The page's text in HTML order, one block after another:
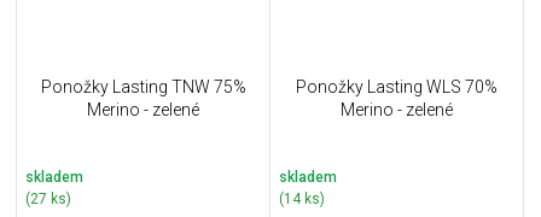
Ponožky Lasting TNW 75%
Merino - zelené
skladem
(27 ks)
Ponožky Lasting WLS 70%
Merino - zelené
skladem
(14 ks)